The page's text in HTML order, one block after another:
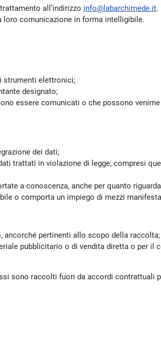
all’indirizzo info@labarchimede.it.
loro comunicazione in forma intelligibile.
strumenti elettronici;
designato;
essere comunicati o che possono
dei dati;
trattati in violazione di legge, compresi
a conoscenza, anche per quanto
o comporta un impiego di mezzi
pertinenti allo scopo della raccolta;
pubblicitario o di vendita diretta o per
sono raccolti fuori da accordi contrattuali